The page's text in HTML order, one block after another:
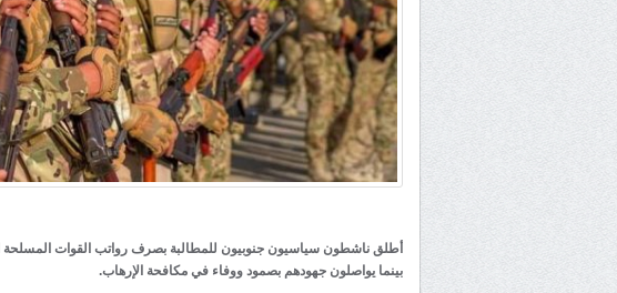
أطلق ناشطون سياسيون جنوبيون للمطالبة بصرف رواتب القوات المسلحة
بينما يواصلون جهودهم بصمود ووفاء في مكافحة الإرهاب.